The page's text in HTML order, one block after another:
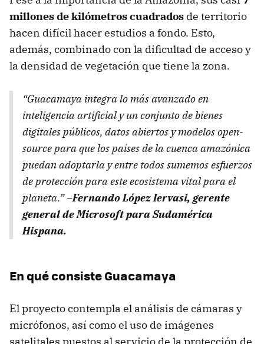
millones de kilómetros cuadrados de territorio
hacen difícil hacer estudios a fondo. Esto,
además, combinado con la dificultad de acceso y
la densidad de vegetación que tiene la zona.
“Guacamaya integra lo más avanzado en
inteligencia artificial y un conjunto de bienes
digitales públicos, datos abiertos​ y modelos open-
sourc​e para que los países de la cuenca amazónica
puedan adoptarla y entre todos sumemos esfuerzos
de protección para este ecosistema vital para el
planeta.”–Fernando López Iervasi, gerente
general de Microsoft para Sudamérica
Hispana.
En qué consiste Guacamaya
El proyecto contempla el análisis de cámaras y
micrófonos, así como el uso de imágenes